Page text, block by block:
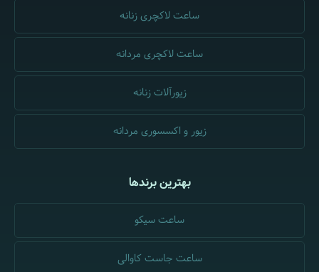
ساعت لاکچری زنانه
ساعت لاکچری مردانه
زیورآلات زنانه
زیور و اکسسوری مردانه
بهترین برندها
ساعت سیکو
ساعت جاست کاوالی